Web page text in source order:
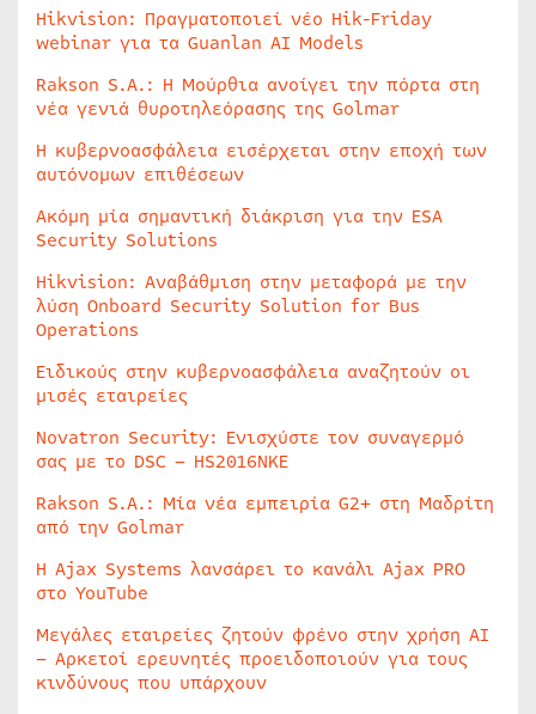
Hikvision: Πραγματοποιεί νέο Hik-Friday
webinar για τα Guanlan AI Models
Rakson S.A.: Η Μούρθια ανοίγει την πόρτα στη
νέα γενιά θυροτηλεόρασης της Golmar
Η κυβερνοασφάλεια εισέρχεται στην εποχή των
αυτόνομων επιθέσεων
Ακόμη μία σημαντική διάκριση για την ESA
Security Solutions
Hikvision: Αναβάθμιση στην μεταφορά με την
λύση Onboard Security Solution for Bus
Operations
Ειδικούς στην κυβερνοασφάλεια αναζητούν οι
μισές εταιρείες
Novatron Security: Ενισχύστε τον συναγερμό
σας με το DSC – HS2016NKE
Rakson S.A.: Μία νέα εμπειρία G2+ στη Μαδρίτη
από την Golmar
Η Ajax Systems λανσάρει το κανάλι Ajax PRO
στο YouTube
Μεγάλες εταιρείες ζητούν φρένο στην χρήση AI
– Αρκετοί ερευνητές προειδοποιούν για τους
κινδύνους που υπάρχουν